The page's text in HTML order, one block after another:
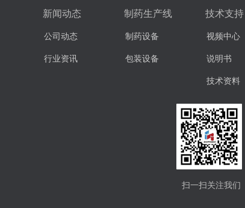
制药生产线
制药设备
包装设备
技术支持
视频中心
说明书
技术资料
新闻动态
公司动态
行业资讯
扫一扫关注我们